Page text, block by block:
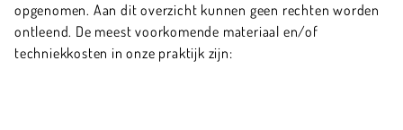
opgenomen. Aan dit overzicht kunnen geen rechten worden
ontleend. De meest voorkomende materiaal en/of
techniekkosten in onze praktijk zijn: